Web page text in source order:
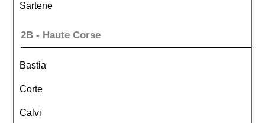
Sartene
2B - Haute Corse
Bastia
Corte
Calvi